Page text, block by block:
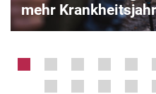
mehr